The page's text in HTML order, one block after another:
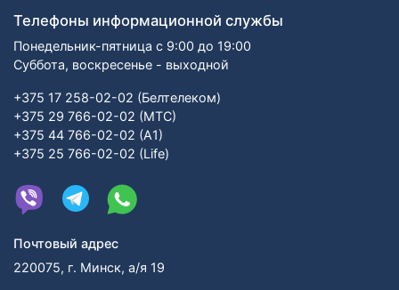
Телефоны информационной службы
Понедельник-пятница с 9:00 до 19:00
Суббота, воскресенье - выходной
+375 17 258-02-02 (Белтелеком)
+375 29 766-02-02 (МТС)
+375 44 766-02-02 (А1)
+375 25 766-02-02 (Life)
Почтовый адрес
220075, г. Минск, а/я 19